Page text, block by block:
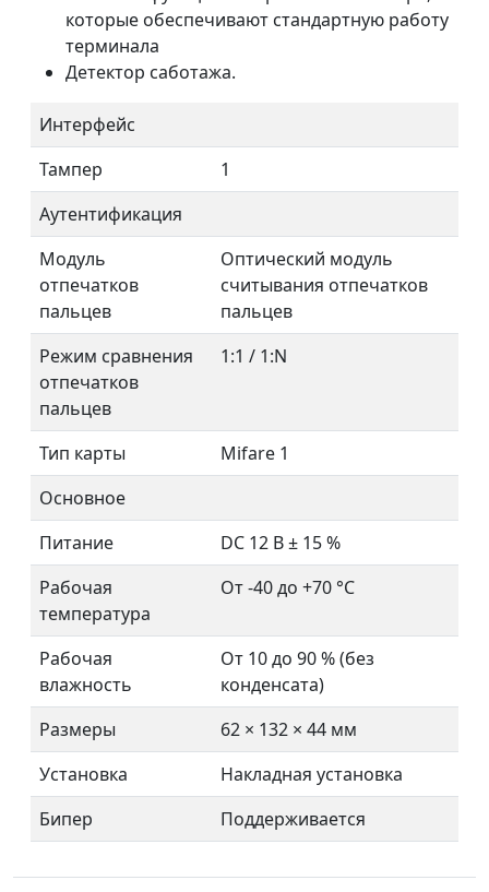
которые обеспечивают стандартную работу
терминала
Детектор саботажа.
Интерфейс
Тампер
1
Аутентификация
Модуль
отпечатков
пальцев
Оптический модуль
считывания отпечатков
пальцев
Режим сравнения
отпечатков
пальцев
1:1 / 1:N
Тип карты
Mifare 1
Основное
Питание
DC 12 В ± 15 %
Рабочая
температура
От -40 до +70 °C
Рабочая
влажность
От 10 до 90 % (без
конденсата)
Размеры
62 × 132 × 44 мм
Установка
Накладная установка
Бипер
Поддерживается